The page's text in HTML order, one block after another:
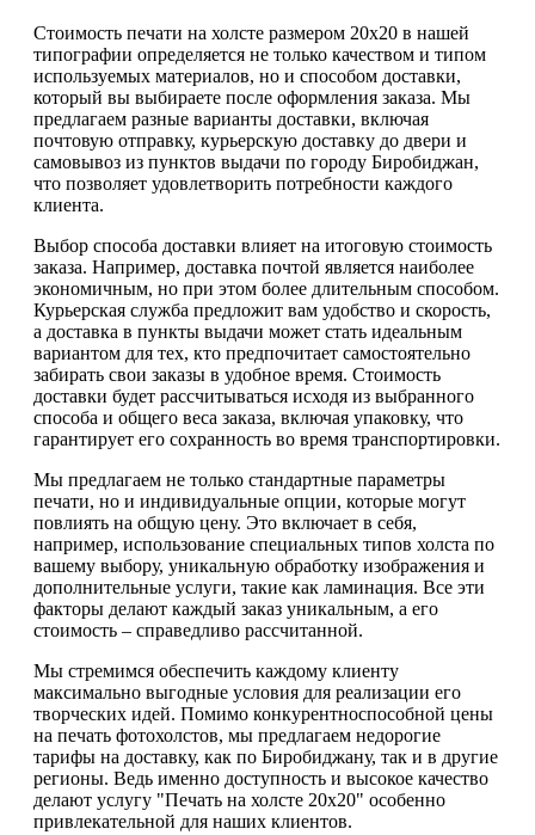
Стоимость печати на холсте размером 20х20 в нашей
типографии определяется не только качеством и типом
используемых материалов, но и способом доставки,
который вы выбираете после оформления заказа. Мы
предлагаем разные варианты доставки, включая
почтовую отправку, курьерскую доставку до двери и
самовывоз из пунктов выдачи по городу Биробиджан,
что позволяет удовлетворить потребности каждого
клиента.
Выбор способа доставки влияет на итоговую стоимость
заказа. Например, доставка почтой является наиболее
экономичным, но при этом более длительным способом.
Курьерская служба предложит вам удобство и скорость,
а доставка в пункты выдачи может стать идеальным
вариантом для тех, кто предпочитает самостоятельно
забирать свои заказы в удобное время. Стоимость
доставки будет рассчитываться исходя из выбранного
способа и общего веса заказа, включая упаковку, что
гарантирует его сохранность во время транспортировки.
Мы предлагаем не только стандартные параметры
печати, но и индивидуальные опции, которые могут
повлиять на общую цену. Это включает в себя,
например, использование специальных типов холста по
вашему выбору, уникальную обработку изображения и
дополнительные услуги, такие как ламинация. Все эти
факторы делают каждый заказ уникальным, а его
стоимость – справедливо рассчитанной.
Мы стремимся обеспечить каждому клиенту
максимально выгодные условия для реализации его
творческих идей. Помимо конкурентноспособной цены
на печать фотохолстов, мы предлагаем недорогие
тарифы на доставку, как по Биробиджану, так и в другие
регионы. Ведь именно доступность и высокое качество
делают услугу "Печать на холсте 20х20" особенно
привлекательной для наших клиентов.